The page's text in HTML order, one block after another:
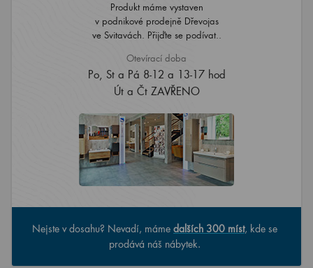
Produkt máme vystaven
v podnikové prodejně Dřevojas
ve Svitavách. Přijďte se podívat..
Otevírací doba
Po, St a Pá 8-12 a 13-17 hod
Út a Čt ZAVŘENO
Nejste v dosahu? Nevadí, máme dalších 300 míst, kde se
prodává náš nábytek.